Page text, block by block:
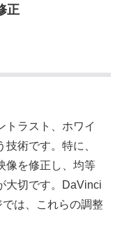
正
トラスト、ホワイ
技術です。特に、
像を修正し、均等
大切です。DaVinci
は、これらの調整